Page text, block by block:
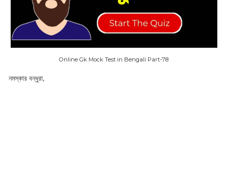
Online Gk Mock Test in Bengali Part-78
নমস্কার বন্ধুরা,